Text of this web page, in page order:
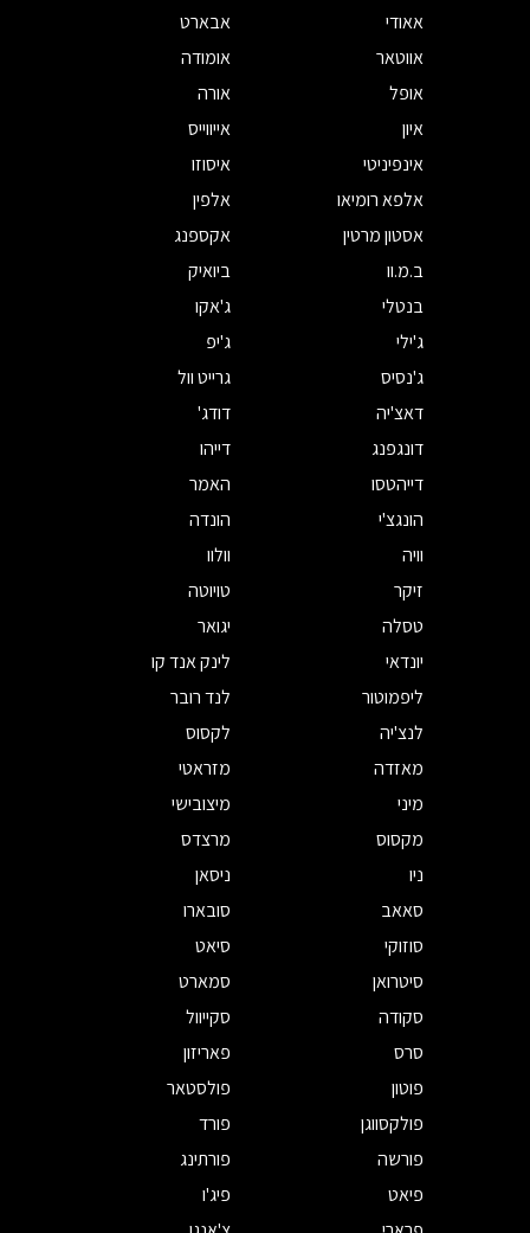
אאודי
אבארט
אווטאר
אומודה
אופל
אורה
איון
אייווייס
אינפיניטי
איסוזו
אלפא רומיאו
אלפין
אסטון מרטין
אקספנג
ב.מ.וו
ביואיק
בנטלי
ג'אקו
ג'ילי
ג'יפ
ג'נסיס
גרייט וול
דאצ'יה
דודג'
דונגפנג
דייהו
דייהטסו
האמר
הונגצ'י
הונדה
וויה
וולוו
זיקר
טויוטה
טסלה
יגואר
יונדאי
לינק אנד קו
ליפמוטור
לנד רובר
לנצ'יה
לקסוס
מאזדה
מזראטי
מיני
מיצובישי
מקסוס
מרצדס
ניו
ניסאן
סאאב
סובארו
סוזוקי
סיאט
סיטרואן
סמארט
סקודה
סקייוול
סרס
פאריזון
פוטון
פולסטאר
פולקסווגן
פורד
פורשה
פורתינג
פיאט
פיג'ו